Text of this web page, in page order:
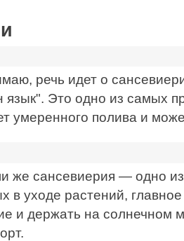
речь идет о
Это одно из самых
умеренного полива и
же сансевиерия — одно
в уходе растений,
и держать на солнечном